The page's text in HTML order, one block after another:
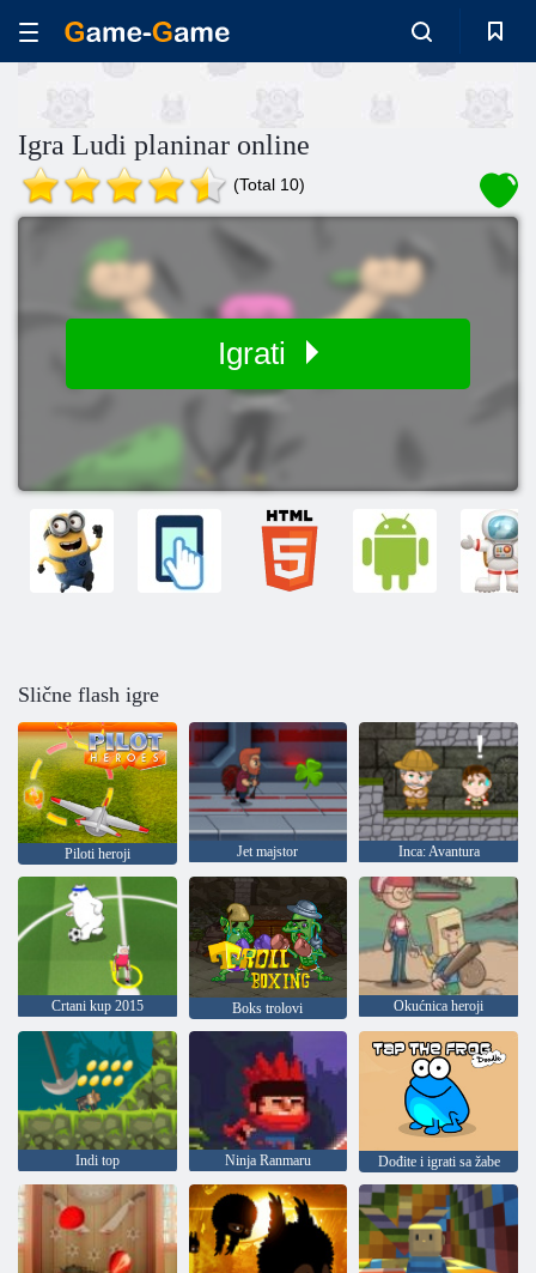
Igra Ludi planinar online
(Total 10)
Igrati
Slične flash igre
Piloti heroji Jet majstor Inca: Avantura
Crtani kup 2015 Boks trolovi Okućnica heroji
Indi top Ninja Ranmaru Dođite i igrati sa žabe